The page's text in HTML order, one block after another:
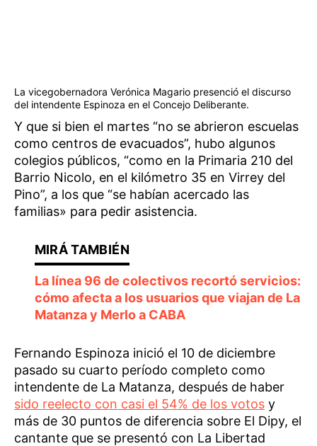
La vicegobernadora Verónica Magario presenció el discurso
del intendente Espinoza en el Concejo Deliberante.
Y que si bien el martes “no se abrieron escuelas
como centros de evacuados”, hubo algunos
colegios públicos, “como en la Primaria 210 del
Barrio Nicolo, en el kilómetro 35 en Virrey del
Pino”, a los que “se habían acercado las
familias» para pedir asistencia.
La línea 96 de colectivos recortó servicios:
cómo afecta a los usuarios que viajan de La
Matanza y Merlo a CABA
Fernando Espinoza inició el 10 de diciembre
pasado su cuarto período completo como
intendente de La Matanza, después de haber
sido reelecto con casi el 54% de los votos y
más de 30 puntos de diferencia sobre El Dipy, el
cantante que se presentó con La Libertad